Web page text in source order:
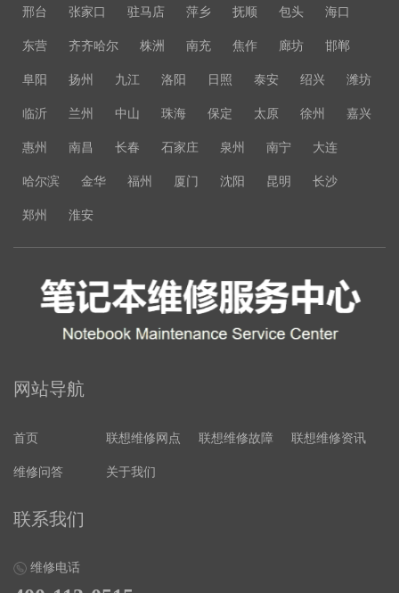
邢台 张家口 驻马店 萍乡 抚顺 包头 海口
东营 齐齐哈尔 株洲 南充 焦作 廊坊 邯郸
阜阳 扬州 九江 洛阳 日照 泰安 绍兴 潍坊
临沂 兰州 中山 珠海 保定 太原 徐州 嘉兴
惠州 南昌 长春 石家庄 泉州 南宁 大连
哈尔滨 金华 福州 厦门 沈阳 昆明 长沙
郑州 淮安
网站导航
首页 联想维修网点 联想维修故障 联想维修资讯
维修问答 关于我们
联系我们
维修电话